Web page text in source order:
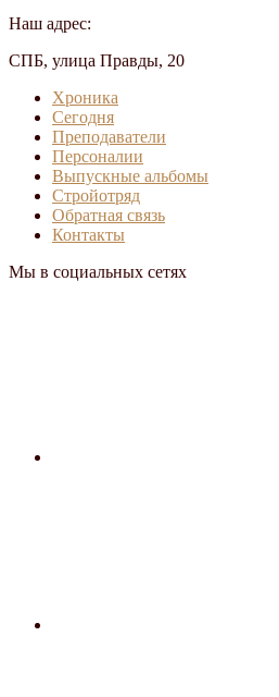
Наш адрес:
СПБ, улица Правды, 20
Хроника
Сегодня
Преподаватели
Персоналии
Выпускные альбомы
Стройотряд
Обратная связь
Контакты
Мы в социальных сетях